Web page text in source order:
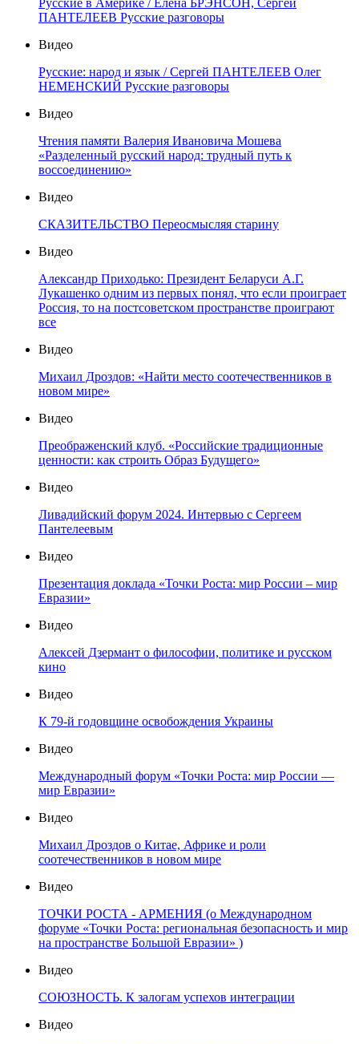
Русские в Америке / Елена БРЭНСОН, Сергей
ПАНТЕЛЕЕВ Русские разговоры
Видео
Русские: народ и язык / Сергей ПАНТЕЛЕЕВ Олег
НЕМЕНСКИЙ Русские разговоры
Видео
Чтения памяти Валерия Ивановича Мошева
«Разделенный русский народ: трудный путь к
воссоединению»
Видео
СКАЗИТЕЛЬСТВО Переосмысляя старину
Видео
Александр Приходько: Президент Беларуси А.Г.
Лукашенко одним из первых понял, что если проиграет
Россия, то на постсоветском пространстве проиграют
все
Видео
Михаил Дроздов: «Найти место соотечественников в
новом мире»
Видео
Преображенский клуб. «Российские традиционные
ценности: как строить Образ Будущего»
Видео
Ливадийский форум 2024. Интервью с Сергеем
Пантелеевым
Видео
Презентация доклада «Точки Роста: мир России – мир
Евразии»
Видео
Алексей Дзермант о философии, политике и русском
кино
Видео
К 79-й годовщине освобождения Украины
Видео
Международный форум «Точки Роста: мир России —
мир Евразии»
Видео
Михаил Дроздов о Китае, Африке и роли
соотечественников в новом мире
Видео
ТОЧКИ РОСТА - АРМЕНИЯ (о Международном
форуме «Точки Роста: региональная безопасность и мир
на пространстве Большой Евразии» )
Видео
СОЮЗНОСТЬ. К залогам успехов интеграции
Видео